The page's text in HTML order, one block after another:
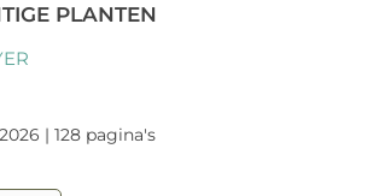
PLANTEN
| 128 pagina's